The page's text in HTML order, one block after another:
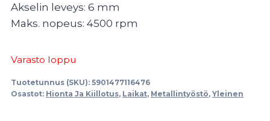
Akselin leveys: 6 mm
Maks. nopeus: 4500 rpm
Varasto loppu
Tuotetunnus (SKU): 5901477116476
Osastot: Hionta Ja Kiillotus, Laikat, Metallintyöstö, Yleinen